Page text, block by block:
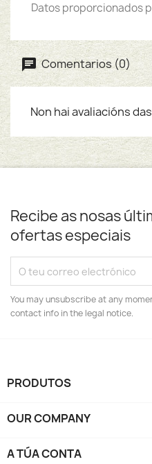
Datos proporcionados
Comentarios (0)
Non hai avaliacións
Recibe as nosas
ofertas especiais
You may unsubscribe at any
contact info in the legal notice.
PRODUTOS
OUR COMPANY
A TÚA CONTA